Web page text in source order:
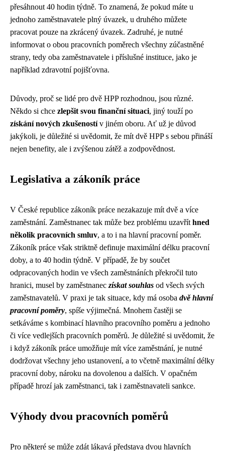
přesáhnout 40 hodin týdně. To znamená, že pokud máte u
jednoho zaměstnavatele plný úvazek, u druhého můžete
pracovat pouze na zkrácený úvazek. Zadruhé, je nutné
informovat o obou pracovních poměrech všechny zúčastněné
strany, tedy oba zaměstnavatele i příslušné instituce, jako je
například zdravotní pojišťovna.
Důvody, proč se lidé pro dvě HPP rozhodnou, jsou různé.
Někdo si chce zlepšit svou finanční situaci, jiný touží po
získání nových zkušenostív jiném oboru. Ať už je důvod
jakýkoli, je důležité si uvědomit, že mít dvě HPP s sebou přináší
nejen benefity, ale i zvýšenou zátěž a zodpovědnost.
Legislativa a zákoník práce
V České republice zákoník práce nezakazuje mít dvě a více
zaměstnání. Zaměstnanec tak může bez problému uzavřít hned
několik pracovních smluv, a to i na hlavní pracovní poměr.
Zákoník práce však striktně definuje maximální délku pracovní
doby, a to 40 hodin týdně. V případě, že by součet
odpracovaných hodin ve všech zaměstnáních překročil tuto
hranici, musel by zaměstnanec získat souhlas od všech svých
zaměstnavatelů. V praxi je tak situace, kdy má osoba dvě hlavní
pracovní poměry, spíše výjimečná. Mnohem častěji se
setkáváme s kombinací hlavního pracovního poměru a jednoho
či více vedlejších pracovních poměrů. Je důležité si uvědomit, že
i když zákoník práce umožňuje mít více zaměstnání, je nutné
dodržovat všechny jeho ustanovení, a to včetně maximální délky
pracovní doby, nároku na dovolenou a dalších. V opačném
případě hrozí jak zaměstnanci, tak i zaměstnavateli sankce.
Výhody dvou pracovních poměrů
Pro některé se může zdát lákavá představa dvou hlavních